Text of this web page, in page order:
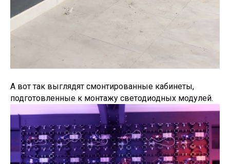
А вот так выглядят смонтированные кабинеты,
подготовленные к монтажу светодиодных модулей.